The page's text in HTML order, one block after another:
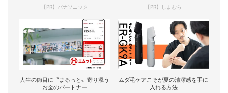
【PR】パナソニック 【PR】しまむら
人生の節目に〝まるっと〟寄り添う
お金のパートナー
ムダ毛ケアこそが夏の清潔感を手に
入れる方法